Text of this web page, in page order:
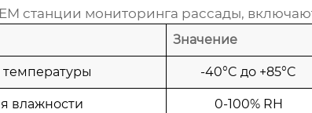
станции мониторинга рассады,
Значение
-40°C до +85°C
влажности 0-100% RH